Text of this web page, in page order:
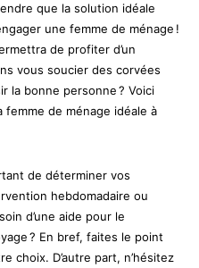
que la solution idéale
une femme de ménage !
de profiter d’un
vous soucier des corvées
la bonne personne ? Voici
de ménage idéale à
de déterminer vos
hebdomadaire ou
d’une aide pour le
? En bref, faites le point
choix. D’autre part, n’hésitez